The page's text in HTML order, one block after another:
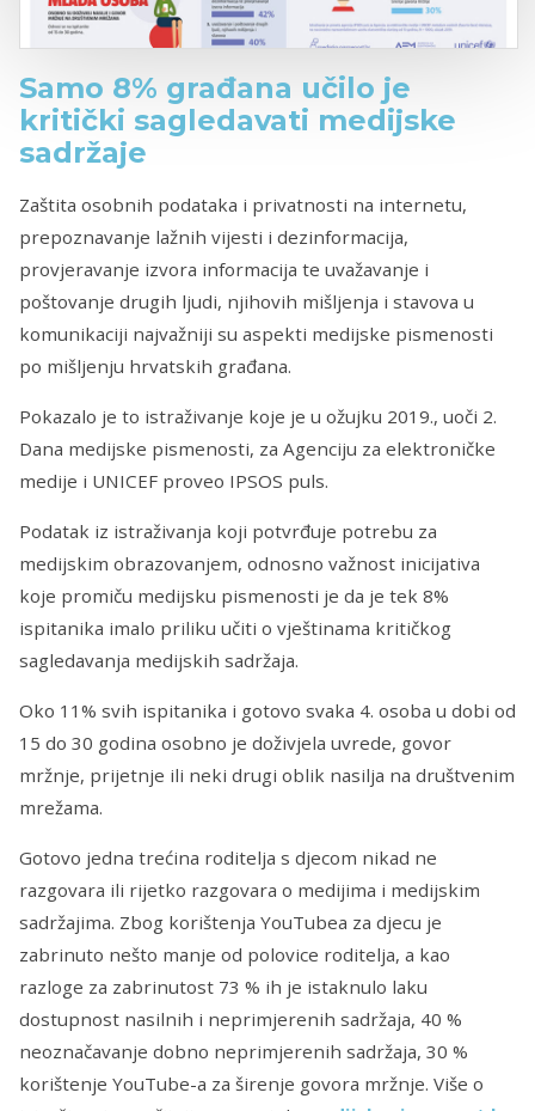
Samo 8% građana učilo je
kritički sagledavati medijske
sadržaje
Zaštita osobnih podataka i privatnosti na internetu,
prepoznavanje lažnih vijesti i dezinformacija,
provjeravanje izvora informacija te uvažavanje i
poštovanje drugih ljudi, njihovih mišljenja i stavova u
komunikaciji najvažniji su aspekti medijske pismenosti
po mišljenju hrvatskih građana.
Pokazalo je to istraživanje koje je u ožujku 2019., uoči 2.
Dana medijske pismenosti, za Agenciju za elektroničke
medije i UNICEF proveo IPSOS puls.
Podatak iz istraživanja koji potvrđuje potrebu za
medijskim obrazovanjem, odnosno važnost inicijativa
koje promiču medijsku pismenosti je da je tek 8%
ispitanika imalo priliku učiti o vještinama kritičkog
sagledavanja medijskih sadržaja.
Oko 11% svih ispitanika i gotovo svaka 4. osoba u dobi od
15 do 30 godina osobno je doživjela uvrede, govor
mržnje, prijetnje ili neki drugi oblik nasilja na društvenim
mrežama.
Gotovo jedna trećina roditelja s djecom nikad ne
razgovara ili rijetko razgovara o medijima i medijskim
sadržajima. Zbog korištenja YouTubea za djecu je
zabrinuto nešto manje od polovice roditelja, a kao
razloge za zabrinutost 73 % ih je istaknulo laku
dostupnost nasilnih i neprimjerenih sadržaja, 40 %
neoznačavanje dobno neprimjerenih sadržaja, 30 %
korištenje YouTube-a za širenje govora mržnje. Više o